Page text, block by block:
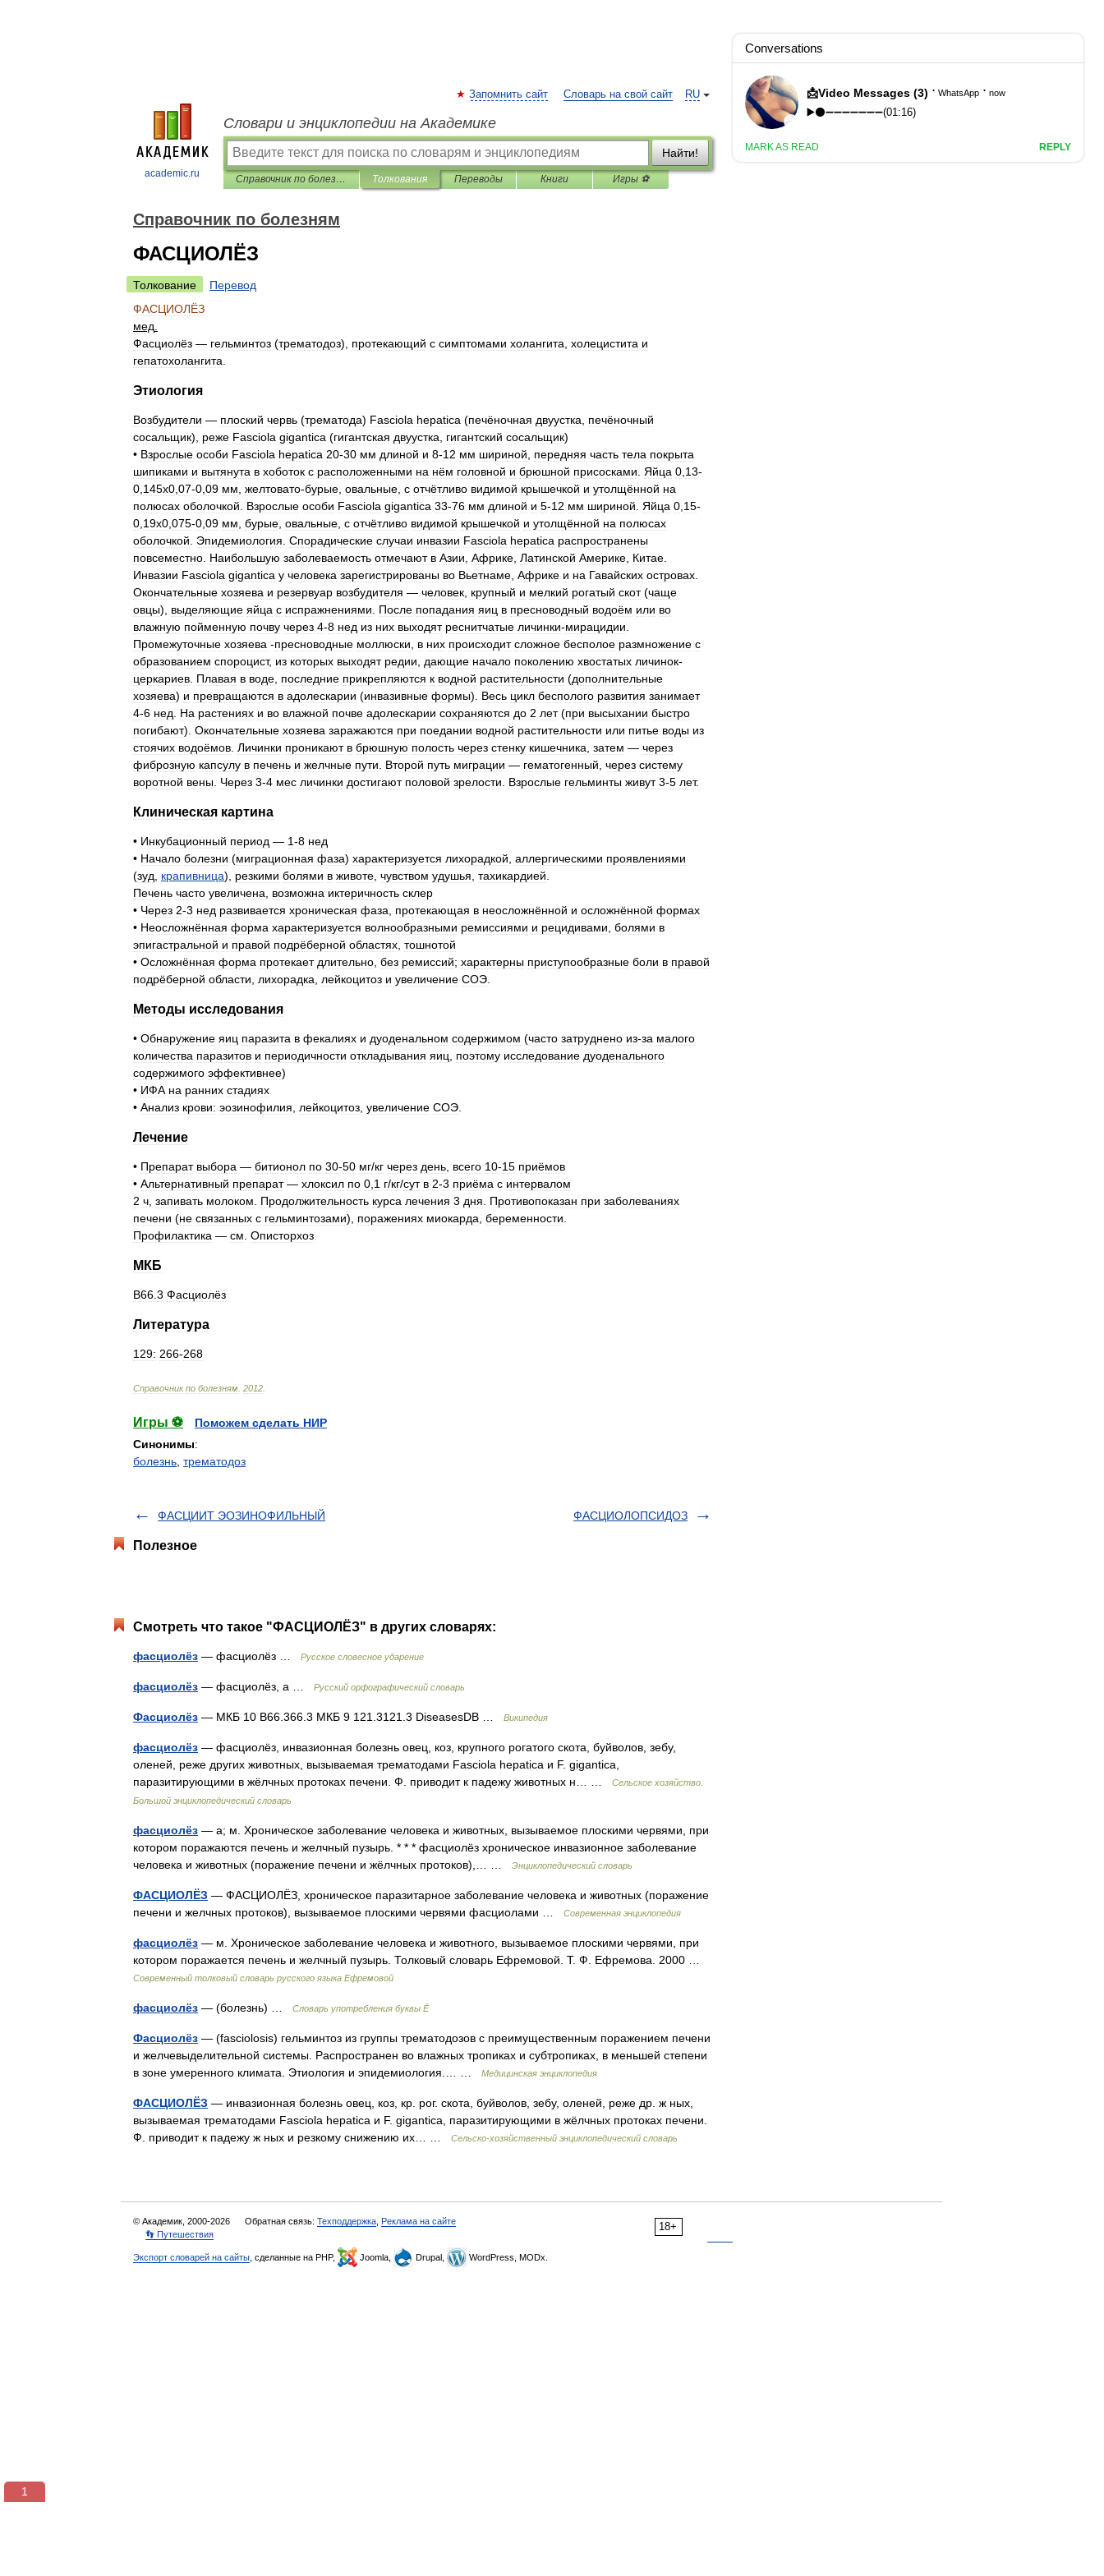
academic.ru
RU
Запомнить сайт Словарь на свой сайт
Словари и энциклопедии на Академике
Найти!
Справочник по болезням Толкования Переводы Книги Игры ⚽
Справочник по болезням
ФАСЦИОЛЁЗ
Толкование
Перевод
ФАСЦИОЛЁЗ
мед
Фасциолёз — гельминтоз (трематодоз), протекающий с симптомами холангита холецистита и
гепатохолангита
Этиология
Возбудители — плоский червь (трематода) Fasciola hepatica (печёночная двуустка
печёночный
сосальщик), реже Fasciola gigantica (гигантская двуустка гигантский сосальщик)
• Взрослые особи Fasciola hepatica 20-30 мм длиной и 8-12 мм шириной передняя часть тела покрыта
шипиками и вытянута в хоботок с расположенными на нём головной и брюшной присосками Яйца 0 13-
0 145x0 07-0 09 мм желтовато-бурые овальные с отчётливо видимой крышечкой и утолщённой на
полюсах оболочкой Взрослые особи Fasciola gigantica 33-76 мм длиной и 5-12 мм шириной Яйца 0 15-
0 19x0 075-0 09 мм бурые овальные с отчётливо видимой крышечкой и утолщённой на полюсах
оболочкой
Эпидемиология Спорадические случаи инвазии Fasciola hepatica распространены
повсеместно Наибольшую заболеваемость отмечают в Азии Африке Латинской Америке Китае
Инвазии Fasciola gigantica у человека зарегистрированы во Вьетнаме Африке и на Гавайских островах
Окончательные хозяева и резервуар возбудителя — человек крупный и мелкий рогатый скот(чаще
овцы), выделяющие яйца с испражнениями После попадания яиц в пресноводный водоём или во
влажную пойменную почву через 4-8 нед из них выходят реснитчатые личинки-мирацидии
Промежуточные хозяева -пресноводные моллюски в них происходит сложное бесполое размножение с
образованием спороцист, из которых выходят редии дающие начало поколению хвостатых личинок-
церкариев Плавая в воде последние прикрепляются к водной растительности (дополнительные
хозяева) и превращаются в адолескарии (инвазивные формы). Весь цикл бесполого развития занимает
4-6 нед На растениях и во влажной почве адолескарии сохраняются до 2 лет(при высыхании быстро
погибают). Окончательные хозяева заражаются при поедании водной растительности или питье воды из
стоячих водоёмов Личинки проникают в брюшную полость через стенку кишечника затем — через
фиброзную капсулу в печень и желчные пути Второй путь миграции — гематогенный через систему
воротной вены Через 3-4 мес личинки достигают половой зрелости Взрослые гельминты живут 3-5 лет.
Клиническая картина
• Инкубационный период — 1-8 нед
• Начало болезни (миграционная фаза) характеризуется лихорадкой аллергическими проявлениями
(зуд крапивница), резкими болями в животе чувством удушья тахикардией
Печень часто увеличена возможна иктеричность склер
• Через 2-3 нед развивается хроническая фаза протекающая в неосложнённой и осложнённой формах
• Неосложнённая форма характеризуется волнообразными ремиссиями и рецидивами болями в
эпигастральной и правой подрёберной областях тошнотой
• Осложнённая форма протекает длительно без ремиссий; характерны приступообразные боли в правой
подрёберной области лихорадка лейкоцитоз и увеличение СОЭ
Методы исследования
• Обнаружение яиц паразита в фекалиях и дуоденальном содержимом (часто затруднено из-за малого
количества паразитов и периодичности откладывания яиц поэтому исследование дуоденального
содержимого эффективнее)
• ИФА на ранних стадиях
• Анализ крови: эозинофилия лейкоцитоз увеличение СОЭ
Лечение
• Препарат выбора — битионол по 30-50 мг/кг через день всего 10-15 приёмов
• Альтернативный препарат— хлоксил по 0 1 г/кг/сут в 2-3 приёма с интервалом
2 ч запивать молоком Продолжительность курса лечения 3 дня Противопоказан при заболеваниях
печени (не связанных с гельминтозами), поражениях миокарда беременности
Профилактика — см Описторхоз
МКБ
В66 3 Фасциолёз
Литература
129: 266-268
Справочник по болезням 2012
Игры ⚽
Поможем сделать НИР
Синонимы:
болезнь трематодоз
ФАСЦИИТ ЭОЗИНОФИЛЬНЫЙ ФАСЦИОЛОПСИДОЗ
Полезное
Смотреть что такое "ФАСЦИОЛЁЗ" в других словарях:
фасциолёз — фасциолёз … Русское словесное ударение
фасциолёз — фасциолёз, а … Русский орфографический словарь
Фасциолёз — МКБ 10 B66.366.3 МКБ 9 121.3121.3 DiseasesDB … Википедия
фасциолёз — фасциолёз, инвазионная болезнь овец, коз, крупного рогатого скота, буйволов, зебу,
оленей, реже других животных, вызываемая трематодами Fasciola hepatica и F. gigantica,
паразитирующими в жёлчных протоках печени. Ф. приводит к падежу животных н… …
Сельское хозяйство.
Большой энциклопедический словарь
фасциолёз — а; м. Хроническое заболевание человека и животных, вызываемое плоскими червями, при
котором поражаются печень и желчный пузырь. * * * фасциолёз хроническое инвазионное заболевание
человека и животных (поражение печени и жёлчных протоков),… …
Энциклопедический словарь
ФАСЦИОЛЁЗ — ФАСЦИОЛЁЗ, хроническое паразитарное заболевание человека и животных (поражение
печени и желчных протоков), вызываемое плоскими червями фасциолами …
Современная энциклопедия
фасциолёз — м. Хроническое заболевание человека и животного, вызываемое плоскими червями, при
котором поражается печень и желчный пузырь. Толковый словарь Ефремовой. Т. Ф. Ефремова. 2000 …
Современный толковый словарь русского языка Ефремовой
фасциолёз — (болезнь) … Словарь употребления буквы Ё
Фасциолёз — (fasciolosis) гельминтоз из группы трематодозов с преимущественным поражением печени
и желчевыделительной системы. Распространен во влажных тропиках и субтропиках, в меньшей степени
в зоне умеренного климата. Этиология и эпидемиология.… …
Медицинская энциклопедия
ФАСЦИОЛЁЗ — инвазионная болезнь овец, коз, кр. рог. скота, буйволов, зебу, оленей, реже др. ж ных,
вызываемая трематодами Fasciola hepatica и F. gigantica, паразитирующими в жёлчных протоках печени.
Ф. приводит к падежу ж ных и резкому снижению их… …
Сельско-хозяйственный энциклопедический словарь
18+
© Академик, 2000-2026 Обратная связь: Техподдержка Реклама на сайте
👣 Путешествия
Экспорт словарей на сайты , сделанные на PHP, Joomla, Drupal, WordPress, MODx.
1